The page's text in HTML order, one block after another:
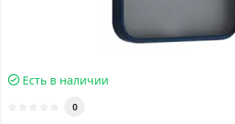
Есть в наличии
0